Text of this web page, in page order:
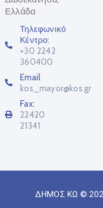
Ελλάδα
Τηλεφωνικό
Κέντρο:
+30 2242
360400
Email
kos_mayor@kos.gr
Fax:
22420
21341
ΔΗΜΟΣ ΚΩ ©